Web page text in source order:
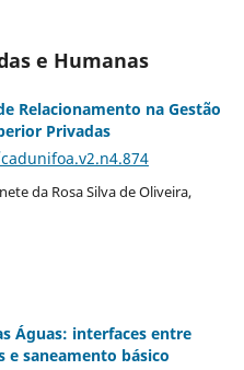
e Humanas
Relacionamento na Gestão
Privadas
da Rosa Silva de Oliveira,
Águas: interfaces entre
e saneamento básico